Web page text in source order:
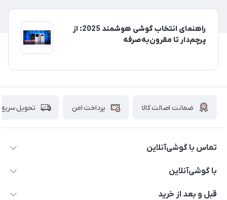
راهنمای انتخاب گوشی هوشمند 2025: از
پرچم‌دار تا مقرون‌به‌صرفه
ضمانت اصالت کالا پرداخت امن تحویل سریع
تماس با گوشی‌آنلاین
۰۲۱91001221
با گوشی‌آنلاین
درباره ما
قبل و بعد از خرید